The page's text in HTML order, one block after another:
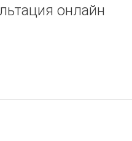
онлайн